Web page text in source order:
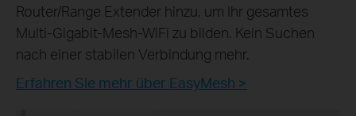
Router/Range Extender hinzu, um Ihr gesamtes
Multi-Gigabit-Mesh-WiFi zu bilden. Kein Suchen
nach einer stabilen Verbindung mehr.
Erfahren Sie mehr über EasyMesh >